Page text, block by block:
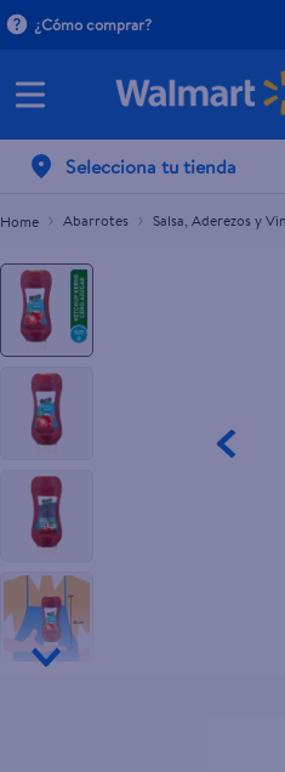
¿Cómo comprar?
Selecciona tu tienda
Abarrotes Salsa, Aderezos y
Salsa Kerns